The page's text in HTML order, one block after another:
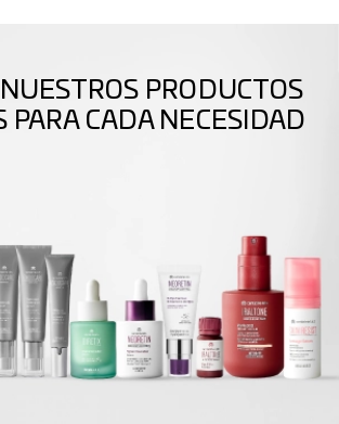
PRODUCTOS
PARA CADA NECESIDAD